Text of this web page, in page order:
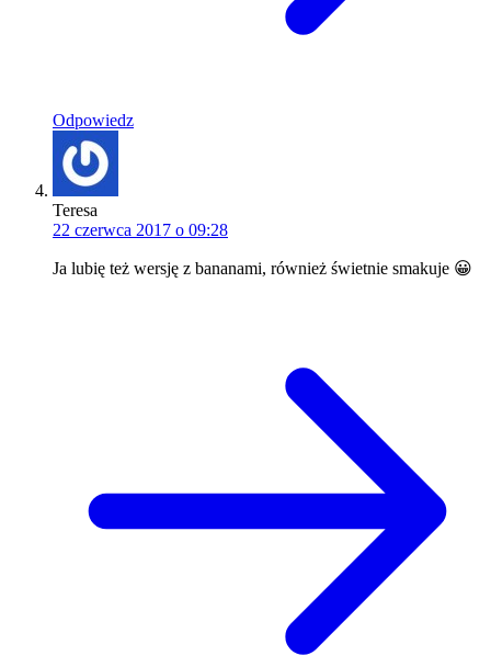
Odpowiedz
Teresa
22 czerwca 2017 o 09:28
Ja lubię też wersję z bananami, również świetnie smakuje 😀